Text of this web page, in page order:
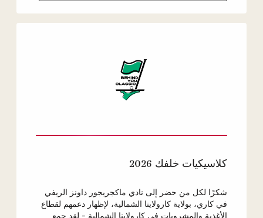
كلاسيكيات خلفك 2026
شكرًا لكل من حضر إلى نادي ماكجريجور داونز الريفي
في كاري، بولاية كارولاينا الشمالية، لإظهار دعمهم لقطاع
الأغذية والمشروبات في كارولاينا الشمالية - لقد جمع